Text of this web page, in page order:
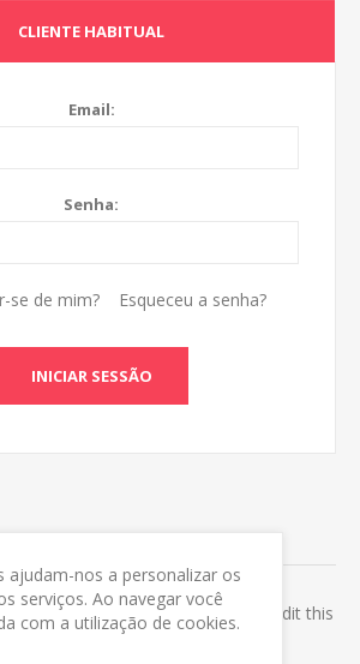
CLIENTE HABITUAL
Email:
Senha:
se de mim? Esqueceu a senha?
INICIAR SESSÃO
information here. You can edit this
ajudam-nos a personalizar os
serviços. Ao navegar você
com a utilização de cookies.